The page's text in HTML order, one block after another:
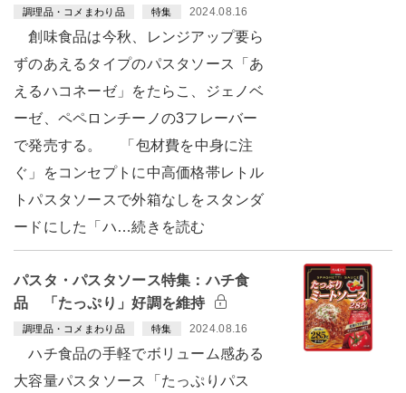
調理品・コメまわり品 特集 2024.08.16
創味食品は今秋、レンジアップ要ら
ずのあえるタイプのパスタソース「あ
えるハコネーゼ」をたらこ、ジェノベ
ーゼ、ペペロンチーノの3フレーバー
で発売する。 「包材費を中身に注
ぐ」をコンセプトに中高価格帯レトル
トパスタソースで外箱なしをスタンダ
ードにした「ハ…続きを読む
パスタ・パスタソース特集：ハチ食
品 「たっぷり」好調を維持
調理品・コメまわり品 特集 2024.08.16
ハチ食品の手軽でボリューム感ある
大容量パスタソース「たっぷりパス